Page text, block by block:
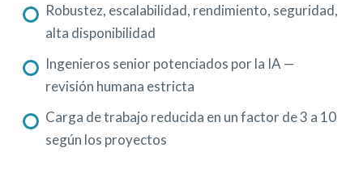
Robustez, escalabilidad, rendimiento, seguridad,
alta disponibilidad
Ingenieros senior potenciados por la IA —
revisión humana estricta
Carga de trabajo reducida en un factor de 3 a 10
según los proyectos